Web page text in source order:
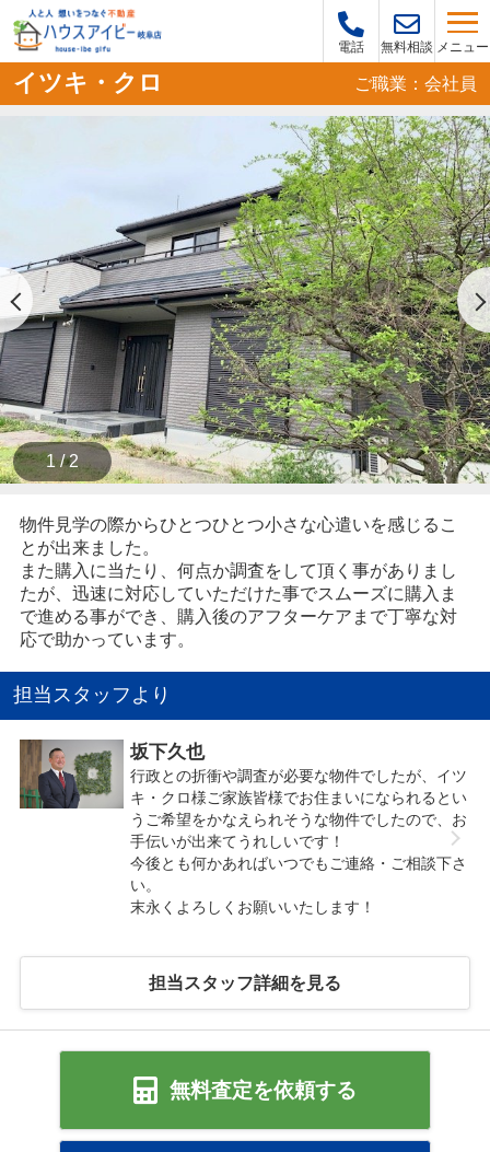
電話 無料相談 メニュー
イツキ・クロ ご職業：会社員
1 / 2
物件見学の際からひとつひとつ小さな心遣いを感じるこ
とが出来ました。
また購入に当たり、何点か調査をして頂く事がありまし
たが、迅速に対応していただけた事でスムーズに購入ま
で進める事ができ、購入後のアフターケアまで丁寧な対
応で助かっています。
担当スタッフより
坂下久也
行政との折衝や調査が必要な物件でしたが、イツ
キ・クロ様ご家族皆様でお住まいになられるとい
うご希望をかなえられそうな物件でしたので、お
手伝いが出来てうれしいです！
今後とも何かあればいつでもご連絡・ご相談下さ
い。
末永くよろしくお願いいたします！
担当スタッフ詳細を見る
無料査定を依頼する